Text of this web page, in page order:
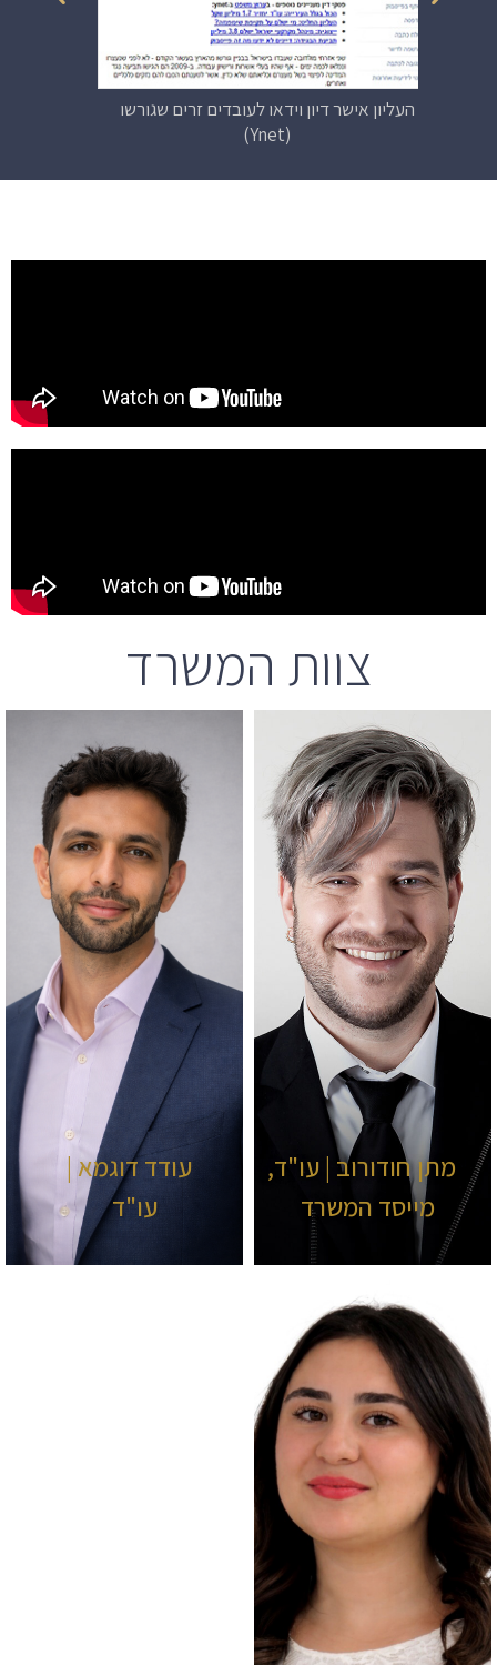
העליון אישר דיון וידאו לעובדים זרים שגורשו
(Ynet)
צוות המשרד
מתן חודורוב | עו"ד,
מייסד המשרד
עודד דוגמא |
עו"ד